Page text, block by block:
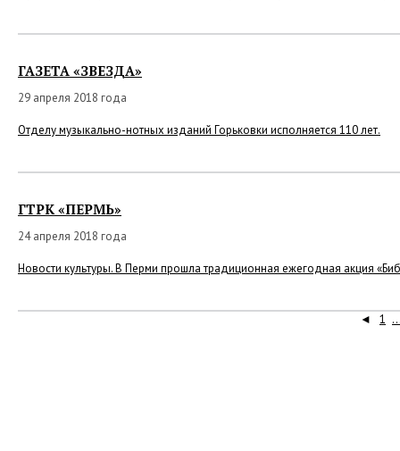
ГАЗЕТА «ЗВЕЗДА»
29 апреля 2018 года
Отделу музыкально-нотных изданий Горьковки исполняется 110 лет.
ГТРК «ПЕРМЬ»
24 апреля 2018 года
Новости культуры. В Перми прошла традиционная ежегодная акция
◄ 1